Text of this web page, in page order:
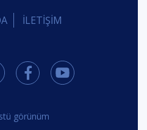
İLETİŞİM
görünüm